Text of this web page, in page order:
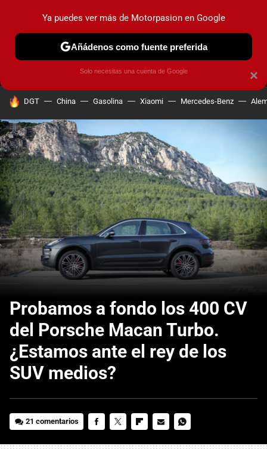
MENÚ NUEVO
COCHES ELÉCTRICOS OBSERVATORIO
HOY SE HABLA DE
DGT China Gasolina Xiaomi Mercedes-Benz
Probamos a fondo los 400 CV
del Porsche Macan Turbo.
¿Estamos ante el rey de los
SUV medios?
21 comentarios
×
Ya puedes ver más de Motorpasion en Google
Añádenos como fuente preferida
Solo necesitas una cuenta de Google